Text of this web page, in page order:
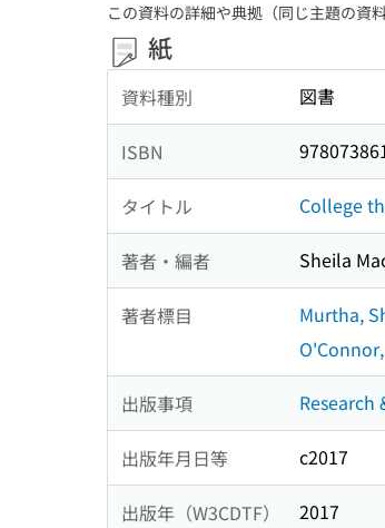
この資料の詳細や典拠（同じ主題の資
紙
資料種別 図書
ISBN
タイトル College
著者・編者 Sheila
著者標目
Murtha,
出版事項 Research
出版年月日等 c2017
出版年（W3CDTF） 2017